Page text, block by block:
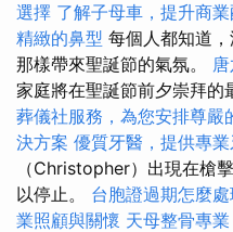
選擇 了解子母車，提升商
精緻的鼻型 每個人都知道
那樣帶來聖誕節的氣氛。
家庭將在聖誕節前夕崇拜的
葬儀社服務，為您安排尊嚴
決方案 優質牙醫，提供專
（Christopher）出現在槍
以停止。 台胞證過期怎麼處
業照顧與關懷 天母整骨專業